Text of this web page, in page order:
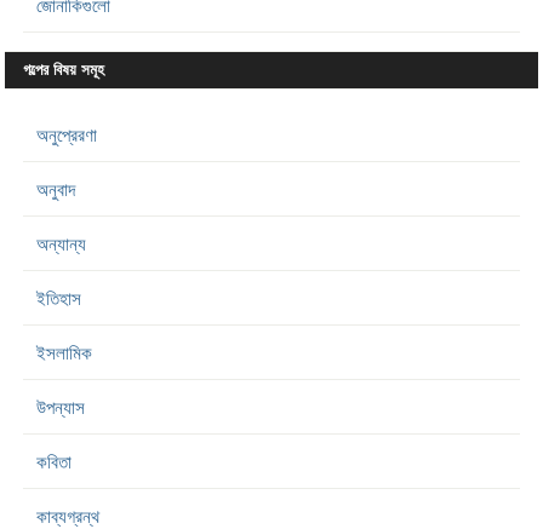
জোনাকিগুলো
গল্পের বিষয় সমূহ
অনুপ্রেরণা
অনুবাদ
অন্যান্য
ইতিহাস
ইসলামিক
উপন্যাস
কবিতা
কাব্যগ্রন্থ